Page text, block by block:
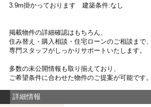
3.9m掛かっております 建築条件:なし
掲載物件の詳細確認はもちろん、
住み替え・購入相談・住宅ローンのご相談まで、
専門スタッフがしっかりサポートいたします。
多数の未公開情報も取り揃えており、
ご希望条件に合わせた物件のご提案が可能です。
詳細情報